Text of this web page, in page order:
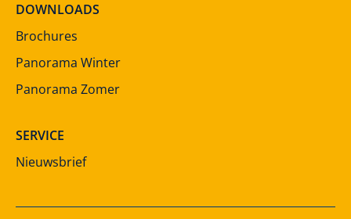
DOWNLOADS
Brochures
Panorama Winter
Panorama Zomer
SERVICE
Nieuwsbrief